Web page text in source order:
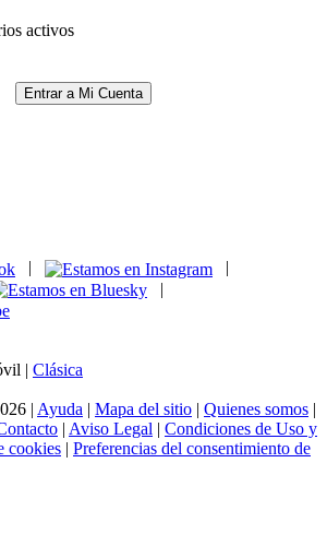
activos
Entrar a Mi Cuenta
|
| Clásica
| Ayuda | Mapa del sitio | Quienes somos |
| Aviso Legal | Condiciones de Uso y
cookies | Preferencias del consentimiento de